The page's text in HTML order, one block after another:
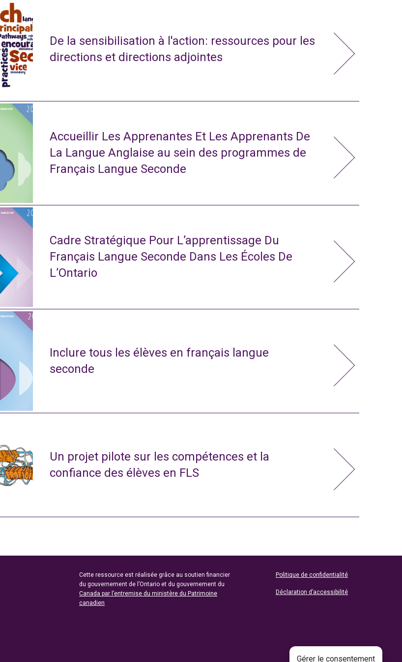
De la sensibilisation à l'action: ressources pour les
directions et directions adjointes
Accueillir Les Apprenantes Et Les Apprenants De
La Langue Anglaise au sein des programmes de
Français Langue Seconde
Cadre Stratégique Pour L’apprentissage Du
Français Langue Seconde Dans Les Écoles De
L’Ontario
Inclure tous les élèves en français langue
seconde
Un projet pilote sur les compétences et la
confiance des élèves en FLS
Cette ressource est réalisée grâce au soutien financier
du gouvernement de l’Ontario et du gouvernement du
Canada par l’entremise du ministère du Patrimoine
canadien
Politique de confidentialité
Déclaration d’accessibilité
Gérer le consentement